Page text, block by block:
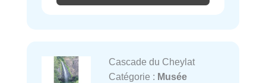
Cascade du Cheylat
Catégorie : Musée